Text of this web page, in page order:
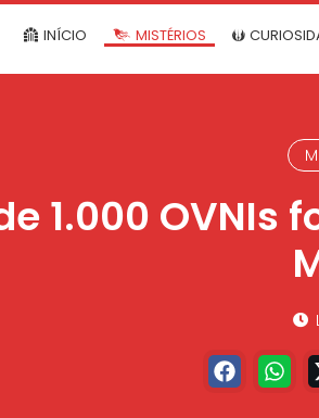
INÍCIO MISTÉRIOS
1.000 OVNIs